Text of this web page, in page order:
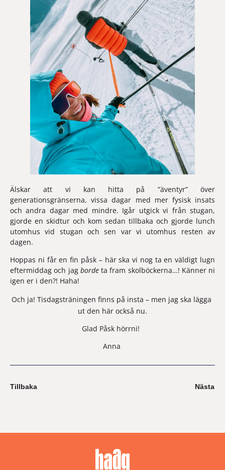
Älskar att vi kan hitta på ”äventyr” över
generationsgränserna, vissa dagar med mer fysisk insats
och andra dagar med mindre. Igår utgick vi från stugan,
gjorde en skidtur och kom sedan tillbaka och gjorde lunch
utomhus vid stugan och sen var vi utomhus resten av
dagen.
Hoppas ni får en fin påsk – här ska vi nog ta en väldigt lugn
eftermiddag och jag borde ta fram skolböckerna…! Känner ni
igen er i den?! Haha!
Och ja! Tisdagsträningen finns på insta – men jag ska lägga
ut den här också nu.
Glad Påsk hörrni!
Anna
Tillbaka Nästa